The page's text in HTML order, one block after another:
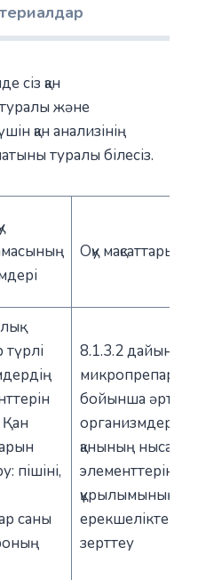
сіз қан
және
қан анализінің
туралы білесіз.
Оқу мақсаттары
Қан
пішіні,
саны
8.1.3.2 дайын
бойынша
организмдердің
қанының
элементтерінің
құрылымының
ерекшеліктерін
зерттеу